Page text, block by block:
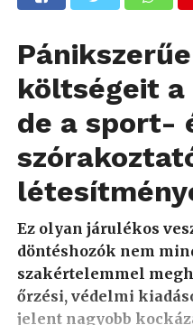
költségeit a
de a sport-
Ez olyan járulékos
döntéshozók nem
szakértelemmel
őrzési, védelmi
jelent nagyobb